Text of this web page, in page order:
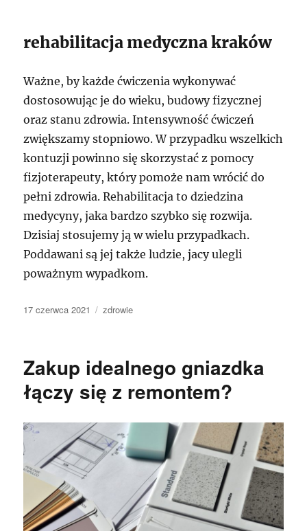
rehabilitacja medyczna kraków
Ważne, by każde ćwiczenia wykonywać
dostosowując je do wieku, budowy fizycznej
oraz stanu zdrowia. Intensywność ćwiczeń
zwiększamy stopniowo. W przypadku wszelkich
kontuzji powinno się skorzystać z pomocy
fizjoterapeuty, który pomoże nam wrócić do
pełni zdrowia. Rehabilitacja to dziedzina
medycyny, jaka bardzo szybko się rozwija.
Dzisiaj stosujemy ją w wielu przypadkach.
Poddawani są jej także ludzie, jacy ulegli
poważnym wypadkom.
Data
17 czerwca 2021 Kategorie
zdrowie
Zakup idealnego gniazdka
łączy się z remontem?